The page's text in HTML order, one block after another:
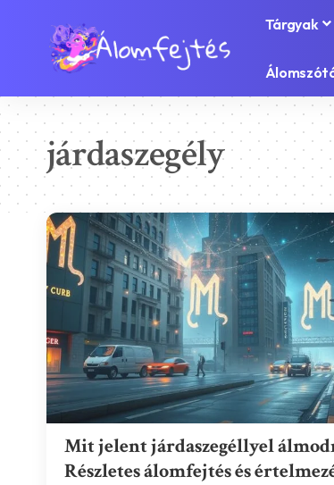
Tárgyak
járdaszegély
Mit jelent járdaszegéllyel
Részletes álomfejtés és